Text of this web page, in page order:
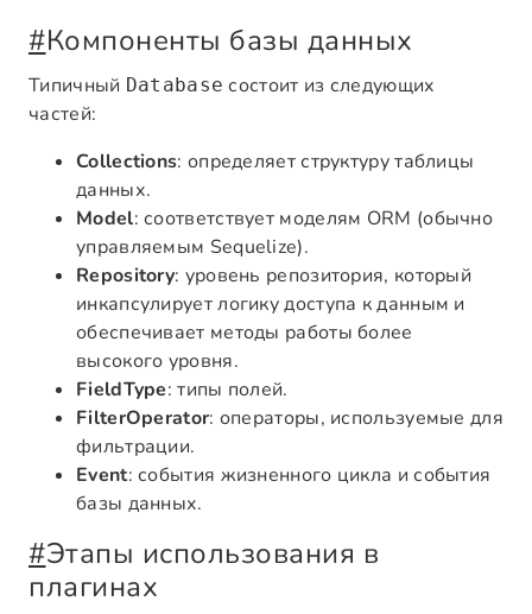
#Компоненты базы данных
Типичный Database состоит из следующих
частей:
Collections: определяет структуру таблицы
данных.
Model: соответствует моделям ORM (обычно
управляемым Sequelize).
Repository: уровень репозитория, который
инкапсулирует логику доступа к данным и
обеспечивает методы работы более
высокого уровня.
FieldType: типы полей.
FilterOperator: операторы, используемые для
фильтрации.
Event: события жизненного цикла и события
базы данных.
#Этапы использования в
плагинах